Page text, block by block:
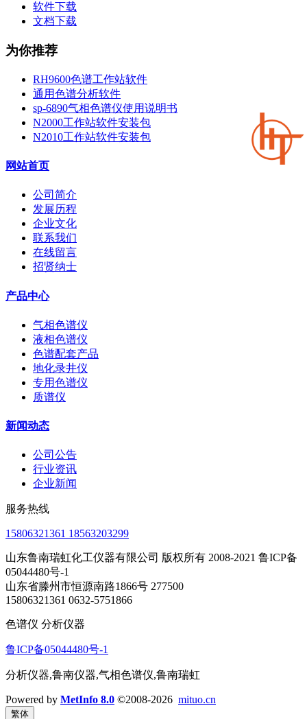
软件下载
文档下载
为你推荐
RH9600色谱工作站软件
通用色谱分析软件
sp-6890气相色谱仪使用说明书
N2000工作站软件安装包
N2010工作站软件安装包
网站首页
公司简介
发展历程
企业文化
联系我们
在线留言
招贤纳士
产品中心
气相色谱仪
液相色谱仪
色谱配套产品
地化录井仪
专用色谱仪
质谱仪
新闻动态
公司公告
行业资讯
企业新闻
服务热线
15806321361 18563203299
山东鲁南瑞虹化工仪器有限公司 版权所有 2008-2021 鲁ICP备
05044480号-1
山东省滕州市恒源南路1866号 277500
15806321361 0632-5751866
色谱仪 分析仪器
鲁ICP备05044480号-1
分析仪器,鲁南仪器,气相色谱仪,鲁南瑞虹
Powered by MetInfo 8.0 ©2008-2026 mituo.cn
繁体